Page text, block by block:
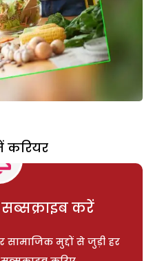
करियर
करें
सामाजिक मुद्दों से जुड़ी हर